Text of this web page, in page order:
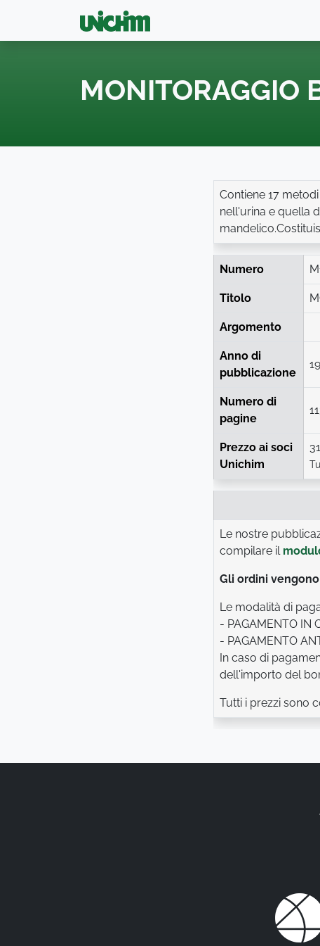
MONITORAGGIO
Contiene 17
nell'urina e quella
Numero
Titolo
Argomento
Anno di
pubblicazione
Numero di
pagine
Prezzo ai soci
Unichim
Le nostre
compilare il
Gli ordini
Le modalità di
- PAGAMENTO IN
- PAGAMENTO
In caso di
dell'importo del
Tutti i prezzi sono